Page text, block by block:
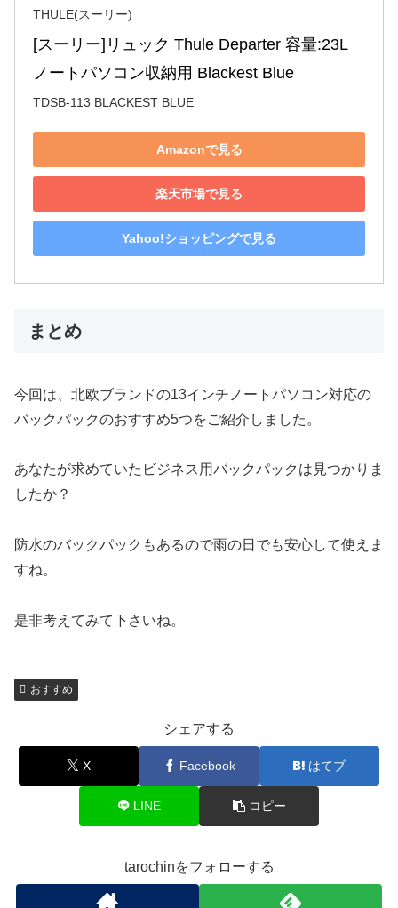
THULE(スーリー)
[スーリー]リュック Thule Departer 容量:23L
ノートパソコン収納用 Blackest Blue
TDSB-113 BLACKEST BLUE
Amazonで見る
楽天市場で見る
Yahoo!ショッピングで見る
まとめ
今回は、北欧ブランドの13インチノートパソコン対応の
バックパックのおすすめ5つをご紹介しました。
あなたが求めていたビジネス用バックパックは見つかりま
したか？
防水のバックパックもあるので雨の日でも安心して使えま
すね。
是非考えてみて下さいね。
おすすめ
シェアする
X Facebook はてブ
LINE コピー
tarochinをフォローする